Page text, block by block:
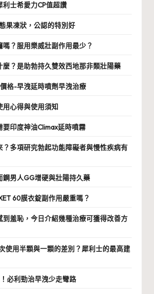
士希愛力CP值超讚
果凍狀，公認的特別好
嗎？服用樂威壯副作用最少？
麼？是助勃持久雙效西地那非類壯陽藥
格-早洩延時噴劑早洩治療
用心得與使用須知
要印度神油Climax延時噴霧
？多項研究勃起功能障礙者與慢性疾病有
鋼男人GG增硬與壯陽持久藥
60膜衣錠副作用嚴重嗎？
到羞恥，今日介紹幾種治療可獲得改善方
使用半顆與一顆的差別？犀利士的最高建
必利勁治早洩少走彎路